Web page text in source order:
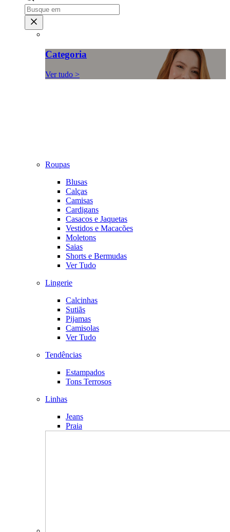
Categoria
Ver tudo >
Roupas
Blusas
Calças
Camisas
Cardigans
Casacos e Jaquetas
Vestidos e Macacões
Moletons
Saias
Shorts e Bermudas
Ver Tudo
Lingerie
Calcinhas
Sutiãs
Pijamas
Camisolas
Ver Tudo
Tendências
Estampados
Tons Terrosos
Linhas
Jeans
Praia